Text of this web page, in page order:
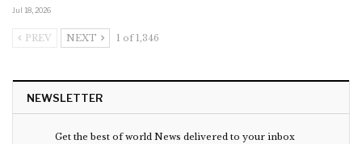
Jul 18, 2026
PREV NEXT 1 of 1,346
NEWSLETTER
Get the best of world News delivered to your inbox